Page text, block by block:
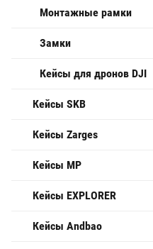
Монтажные рамки
Замки
Кейсы для дронов DJI
Кейсы SKB
Кейсы Zarges
Кейсы MP
Кейсы EXPLORER
Кейсы Andbao